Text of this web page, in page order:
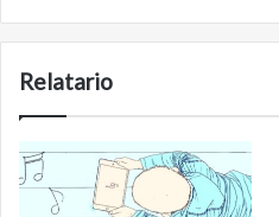
Relatario